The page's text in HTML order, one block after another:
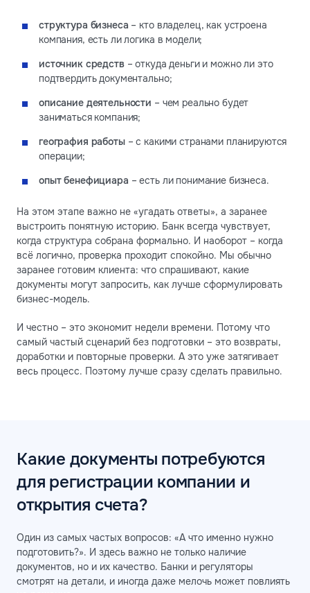
структура бизнеса – кто владелец, как устроена
компания, есть ли логика в модели;
источник средств– откуда деньги и можно ли это
подтвердить документально;
описание деятельности – чем реально будет
заниматься компания;
география работы– с какими странами планируются
операции;
опыт бенефициара – есть ли понимание бизнеса.
На этом этапе важно не «угадать ответы», а заранее
выстроить понятную историю. Банк всегда чувствует,
когда структура собрана формально. И наоборот – когда
всё логично, проверка проходит спокойно. Мы обычно
заранее готовим клиента: что спрашивают, какие
документы могут запросить, как лучше сформулировать
бизнес-модель.
И честно – это экономит недели времени. Потому что
самый частый сценарий без подготовки – это возвраты,
доработки и повторные проверки. А это уже затягивает
весь процесс. Поэтому лучше сразу сделать правильно.
Какие документы потребуются
для регистрации компании и
открытия счета?
Один из самых частых вопросов: «А что именно нужно
подготовить?». И здесь важно не только наличие
документов, но и их качество. Банки и регуляторы
смотрят на детали, и иногда даже мелочь может повлиять